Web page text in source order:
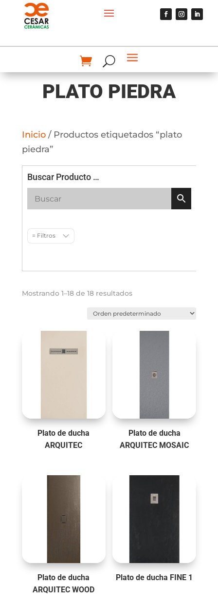
PLATO PIEDRA
Inicio/ Productos etiquetados “plato
piedra”
Buscar Producto …
= Filtros
Mostrando 1–18 de 18 resultados
Plato de ducha
ARQUITEC
Plato de ducha
ARQUITEC MOSAIC
Plato de ducha
ARQUITEC WOOD
Plato de ducha FINE 1